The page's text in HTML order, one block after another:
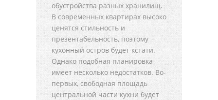
обустройства разных хранилищ.
В современных квартирах высоко
ценятся стильность и
презентабельность, поэтому
кухонный остров будет кстати.
Однако подобная планировка
имеет несколько недостатков. Во-
первых, свободная площадь
центральной части кухни будет